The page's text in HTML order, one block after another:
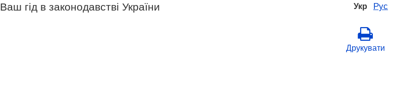
Укр Рус
Ваш гід в законодавстві України
Друкувати